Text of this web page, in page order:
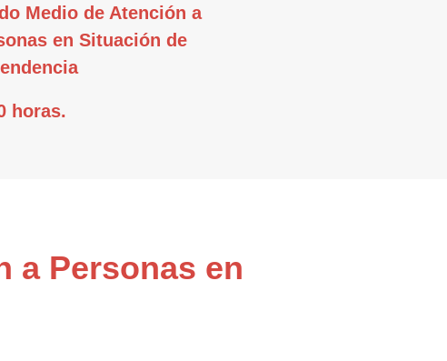
Medio de Atención a
en Situación de
horas.
a Personas en